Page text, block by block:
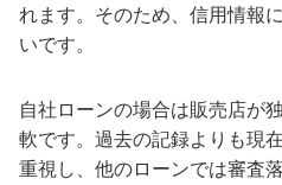
れます。そのため、信用情報
いです。
自社ローンの場合は販売店が
軟です。過去の記録よりも現
重視し、他のローンでは審査